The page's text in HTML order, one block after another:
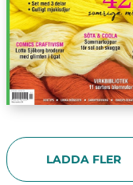
LADDA FLER